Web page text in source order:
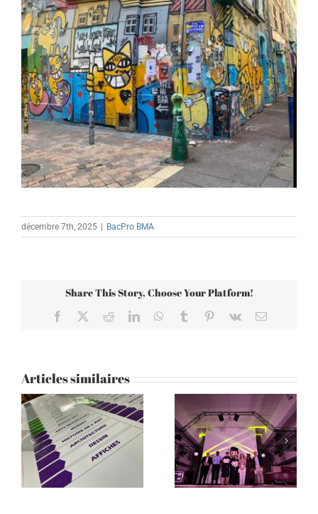
décembre 7th, 2025 BacPro BMA
Share This Story, Choose Your Platform!
Facebook RedditLinkedInWhatsApp
Tumblr Pinterest
Vk Email
Articles similaires
Don Bosco honoré
au Festiclip
Grotte Cosquer :
visite des coulisses